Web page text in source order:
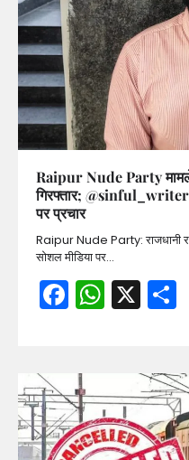
Raipur Nude Party
गिरफ्तार;
पर प्रचार
Raipur Nude Party: राजधानी
सोशल मीडिया पर…
Facebook
X